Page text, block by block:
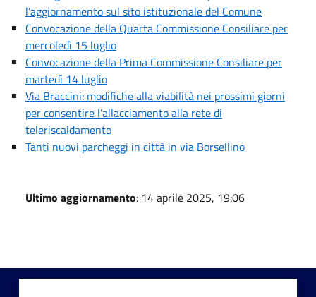
l’aggiornamento sul sito istituzionale del Comune
Convocazione della Quarta Commissione Consiliare per
mercoledì 15 luglio
Convocazione della Prima Commissione Consiliare per
martedì 14 luglio
Via Braccini: modifiche alla viabilità nei prossimi giorni
per consentire l’allacciamento alla rete di
teleriscaldamento
Tanti nuovi parcheggi in città in via Borsellino
Ultimo aggiornamento: 14 aprile 2025, 19:06